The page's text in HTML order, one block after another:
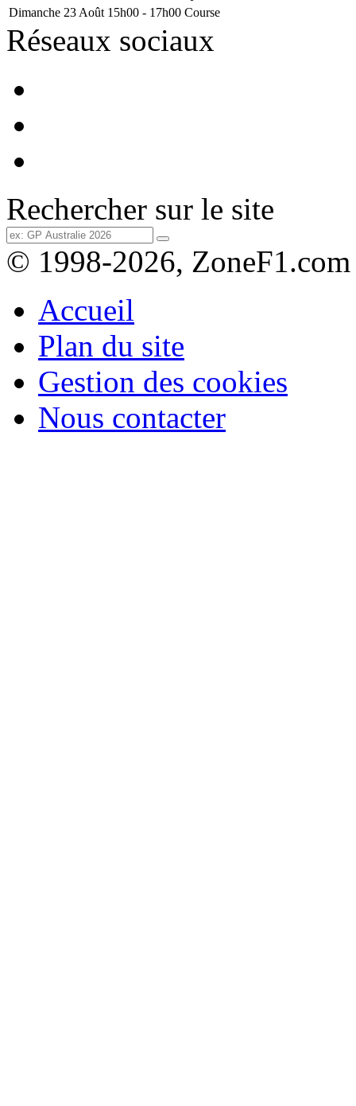
Dimanche 23 Août 15h00 - 17h00 Course
Réseaux sociaux
Rechercher sur le site
© 1998-2026, ZoneF1.com
Accueil
Plan du site
Gestion des cookies
Nous contacter